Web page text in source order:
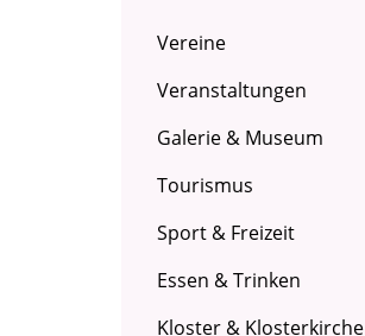
Vereine
Veranstaltungen
Galerie & Museum
Tourismus
Sport & Freizeit
Essen & Trinken
Kloster & Klosterkirche